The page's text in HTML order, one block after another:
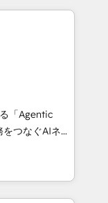
drive adoption
built
➤ Migration:
full data
and
Layer
「Agentic
Eliteの実装
AIエージェン
ケティング・営